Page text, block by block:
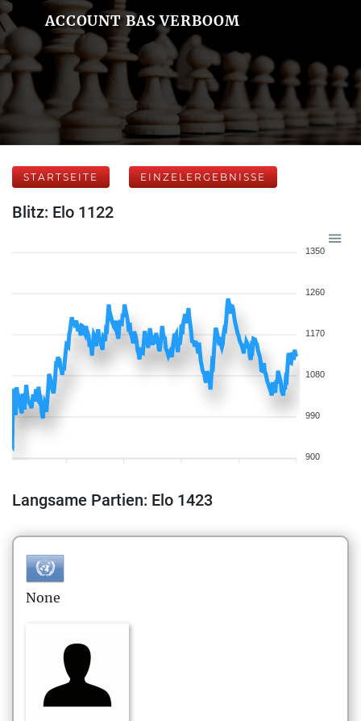
ACCOUNT BAS VERBOOM
STARTSEITE EINZELERGEBNISSE
Blitz: Elo 1122
1350
1260
1170
1080
990
900
Langsame Partien: Elo 1423
None